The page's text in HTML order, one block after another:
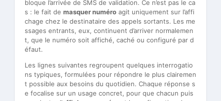
bloque l’arrivée de SMS de validation. Ce n’est pas le ca
s : le fait de masquer numéro agit uniquement sur l’affi
chage chez le destinataire des appels sortants. Les me
ssages entrants, eux, continuent d’arriver normalemen
t, que le numéro soit affiché, caché ou configuré par d
éfaut.
Les lignes suivantes regroupent quelques interrogatio
ns typiques, formulées pour répondre le plus clairemen
t possible aux besoins du quotidien. Chaque réponse s
e focalise sur un usage concret, pour que chacun puis